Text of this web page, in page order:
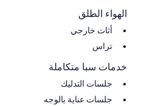
الهواء الطلق
أثاث خارجي
تراس
خدمات سبا متكاملة
جلسات التدليك
جلسات عناية بالوجه